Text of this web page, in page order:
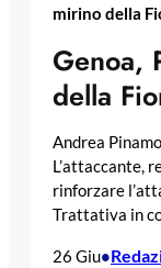
mirino della
Genoa,
della
Andrea
L’attaccante,
rinforzare
Trattativa in
26 Giu•